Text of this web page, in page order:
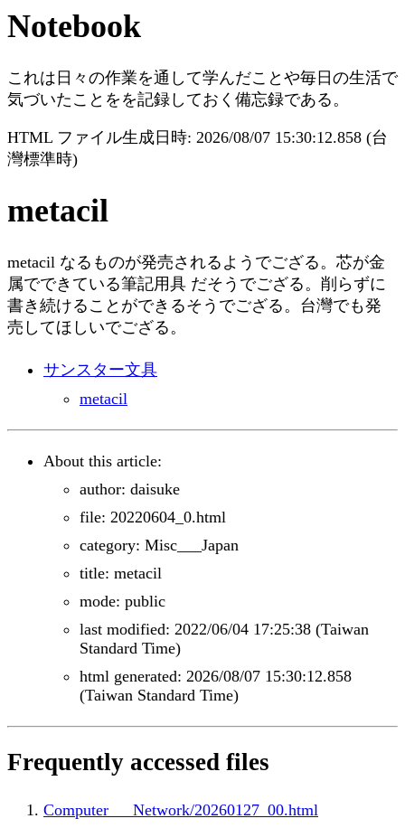
Notebook
これは日々の作業を通して学んだことや毎日の生活で
気づいたことをを記録しておく備忘録である。
HTML ファイル生成日時: 2026/08/07 15:30:12.858 (台
灣標準時)
metacil
metacil なるものが発売されるようでござる。芯が金
属でできている筆記用具 だそうでござる。削らずに
書き続けることができるそうでござる。台灣でも発
売してほしいでござる。
サンスター文具
metacil
About this article:
author: daisuke
file: 20220604_0.html
category: Misc___Japan
title: metacil
mode: public
last modified: 2022/06/04 17:25:38 (Taiwan
Standard Time)
html generated: 2026/08/07 15:30:12.858
(Taiwan Standard Time)
Frequently accessed files
Computer___Network/20260127_00.html